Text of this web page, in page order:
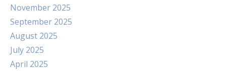
November 2025
September 2025
August 2025
July 2025
April 2025